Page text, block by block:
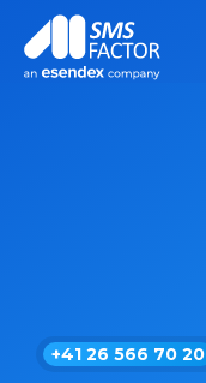
+41 26 566 70 20